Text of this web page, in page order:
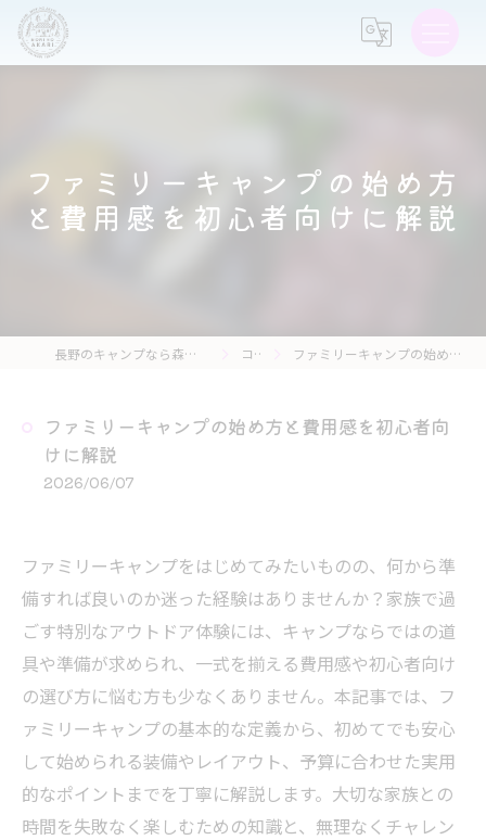
ファミリーキャンプの始め方
と費用感を初心者向けに解説
長野のキャンプなら森の灯キャンプ場・茶亭 森の灯 コラム ファミリーキャンプの始め方と費用感を初心者向けに解説
ファミリーキャンプの始め方と費用感を初心者向
けに解説
2026/06/07
ファミリーキャンプをはじめてみたいものの、何から準
備すれば良いのか迷った経験はありませんか？家族で過
ごす特別なアウトドア体験には、キャンプならではの道
具や準備が求められ、一式を揃える費用感や初心者向け
の選び方に悩む方も少なくありません。本記事では、フ
ァミリーキャンプの基本的な定義から、初めてでも安心
して始められる装備やレイアウト、予算に合わせた実用
的なポイントまでを丁寧に解説します。大切な家族との
時間を失敗なく楽しむための知識と、無理なくチャレン